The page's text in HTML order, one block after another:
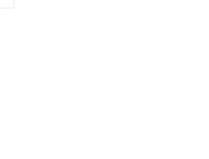
web: